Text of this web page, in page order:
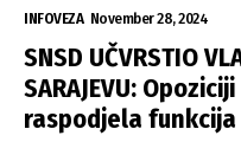
INFOVEZA November 28, 2024
SNSD UČVRSTIO
SARAJEVU:
raspodjela funkcija